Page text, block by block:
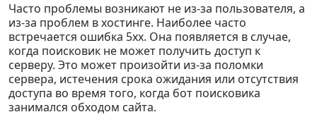
Часто проблемы возникают не из-за пользователя, а
из-за проблем в хостинге. Наиболее часто
встречается ошибка 5хх. Она появляется в случае,
когда поисковик не может получить доступ к
серверу. Это может произойти из-за поломки
сервера, истечения срока ожидания или отсутствия
доступа во время того, когда бот поисковика
занимался обходом сайта.